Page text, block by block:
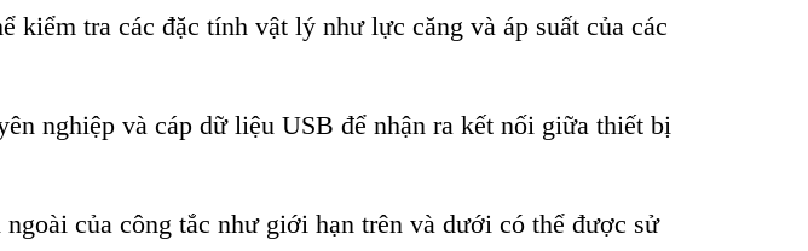
kiểm tra các đặc tính vật lý như lực căng và áp suất của các
nghiệp và cáp dữ liệu USB để nhận ra kết nối giữa thiết bị
của công tắc như giới hạn trên và dưới có thể được sử